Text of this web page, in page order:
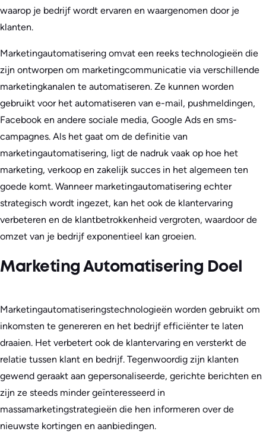
waarop je bedrijf wordt ervaren en waargenomen door je
klanten.
Marketingautomatisering omvat een reeks technologieën die
zijn ontworpen om marketingcommunicatie via verschillende
marketingkanalen te automatiseren. Ze kunnen worden
gebruikt voor het automatiseren van e-mail, pushmeldingen,
Facebook en andere sociale media, Google Ads en sms-
campagnes. Als het gaat om de definitie van
marketingautomatisering, ligt de nadruk vaak op hoe het
marketing, verkoop en zakelijk succes in het algemeen ten
goede komt. Wanneer marketingautomatisering echter
strategisch wordt ingezet, kan het ook de klantervaring
verbeteren en de klantbetrokkenheid vergroten, waardoor de
omzet van je bedrijf exponentieel kan groeien.
Marketing Automatisering Doel
Marketingautomatiseringstechnologieën worden gebruikt om
inkomsten te genereren en het bedrijf efficiënter te laten
draaien. Het verbetert ook de klantervaring en versterkt de
relatie tussen klant en bedrijf. Tegenwoordig zijn klanten
gewend geraakt aan gepersonaliseerde, gerichte berichten en
zijn ze steeds minder geïnteresseerd in
massamarketingstrategieën die hen informeren over de
nieuwste kortingen en aanbiedingen.